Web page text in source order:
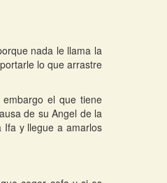
nada le llama la
lo que arrastre
el que tiene
de su Angel de la
y llegue a amarlos